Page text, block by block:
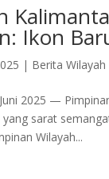
Ikon
| Berita Wilayah
2025 —
yang sarat
Wilayah...